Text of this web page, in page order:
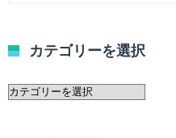
カテゴリーを選択
カ